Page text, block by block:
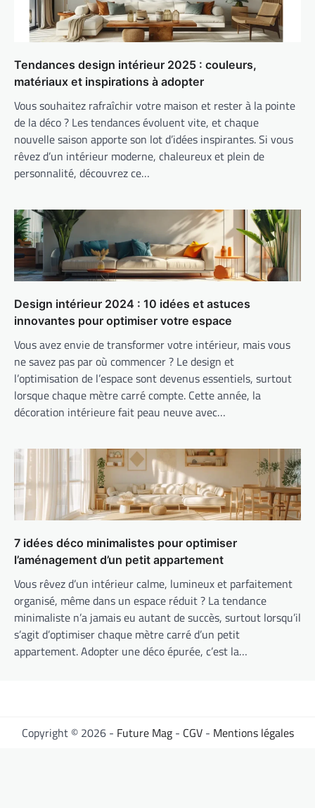
Tendances design intérieur 2025 : couleurs,
matériaux et inspirations à adopter
Vous souhaitez rafraîchir votre maison et rester à la pointe
de la déco ? Les tendances évoluent vite, et chaque
nouvelle saison apporte son lot d’idées inspirantes. Si vous
rêvez d’un intérieur moderne, chaleureux et plein de
personnalité, découvrez ce…
Design intérieur 2024 : 10 idées et astuces
innovantes pour optimiser votre espace
Vous avez envie de transformer votre intérieur, mais vous
ne savez pas par où commencer ? Le design et
l’optimisation de l’espace sont devenus essentiels, surtout
lorsque chaque mètre carré compte. Cette année, la
décoration intérieure fait peau neuve avec…
7 idées déco minimalistes pour optimiser
l’aménagement d’un petit appartement
Vous rêvez d’un intérieur calme, lumineux et parfaitement
organisé, même dans un espace réduit ? La tendance
minimaliste n’a jamais eu autant de succès, surtout lorsqu’il
s’agit d’optimiser chaque mètre carré d’un petit
appartement. Adopter une déco épurée, c’est la…
Copyright © 2026 - Future Mag- CGV- Mentions légales